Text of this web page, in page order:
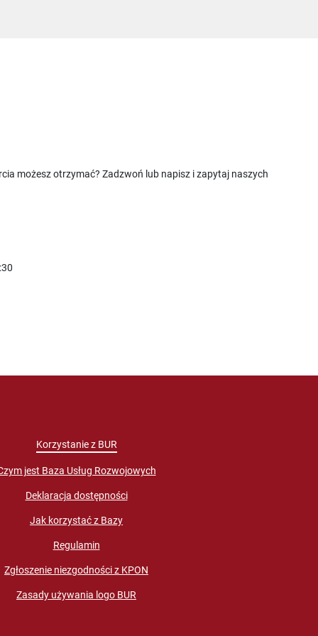
możesz otrzymać? Zadzwoń lub napisz i zapytaj naszych
Korzystanie z BUR
jest Baza Usług Rozwojowych
Deklaracja dostępności
Jak korzystać z Bazy
Regulamin
Zgłoszenie niezgodności z KPON
Zasady używania logo BUR